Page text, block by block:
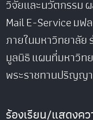
วิจัยและนวัตกรรม
MailE-Serviceมฟ
ภายในมหาวิทยาลัย
มูลนิธิแผนที่มหาวิท
พระราชทานปริญญ
ร้องเรียน/แสดงค